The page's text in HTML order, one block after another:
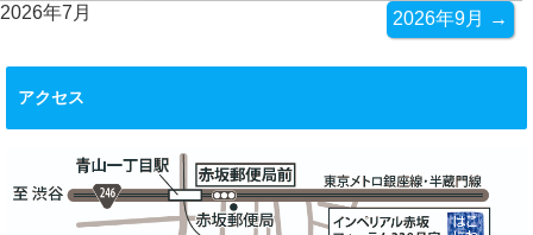
2026年7月 2026年9月 →
アクセス